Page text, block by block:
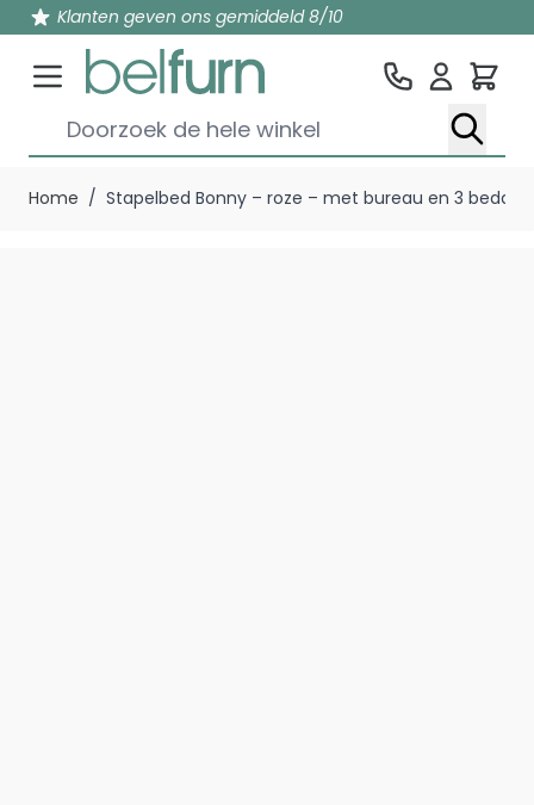
Klanten geven ons gemiddeld 8/10
Doorzoek de hele winkel
Home / Stapelbed Bonny – roze – met bureau en 3 bedden